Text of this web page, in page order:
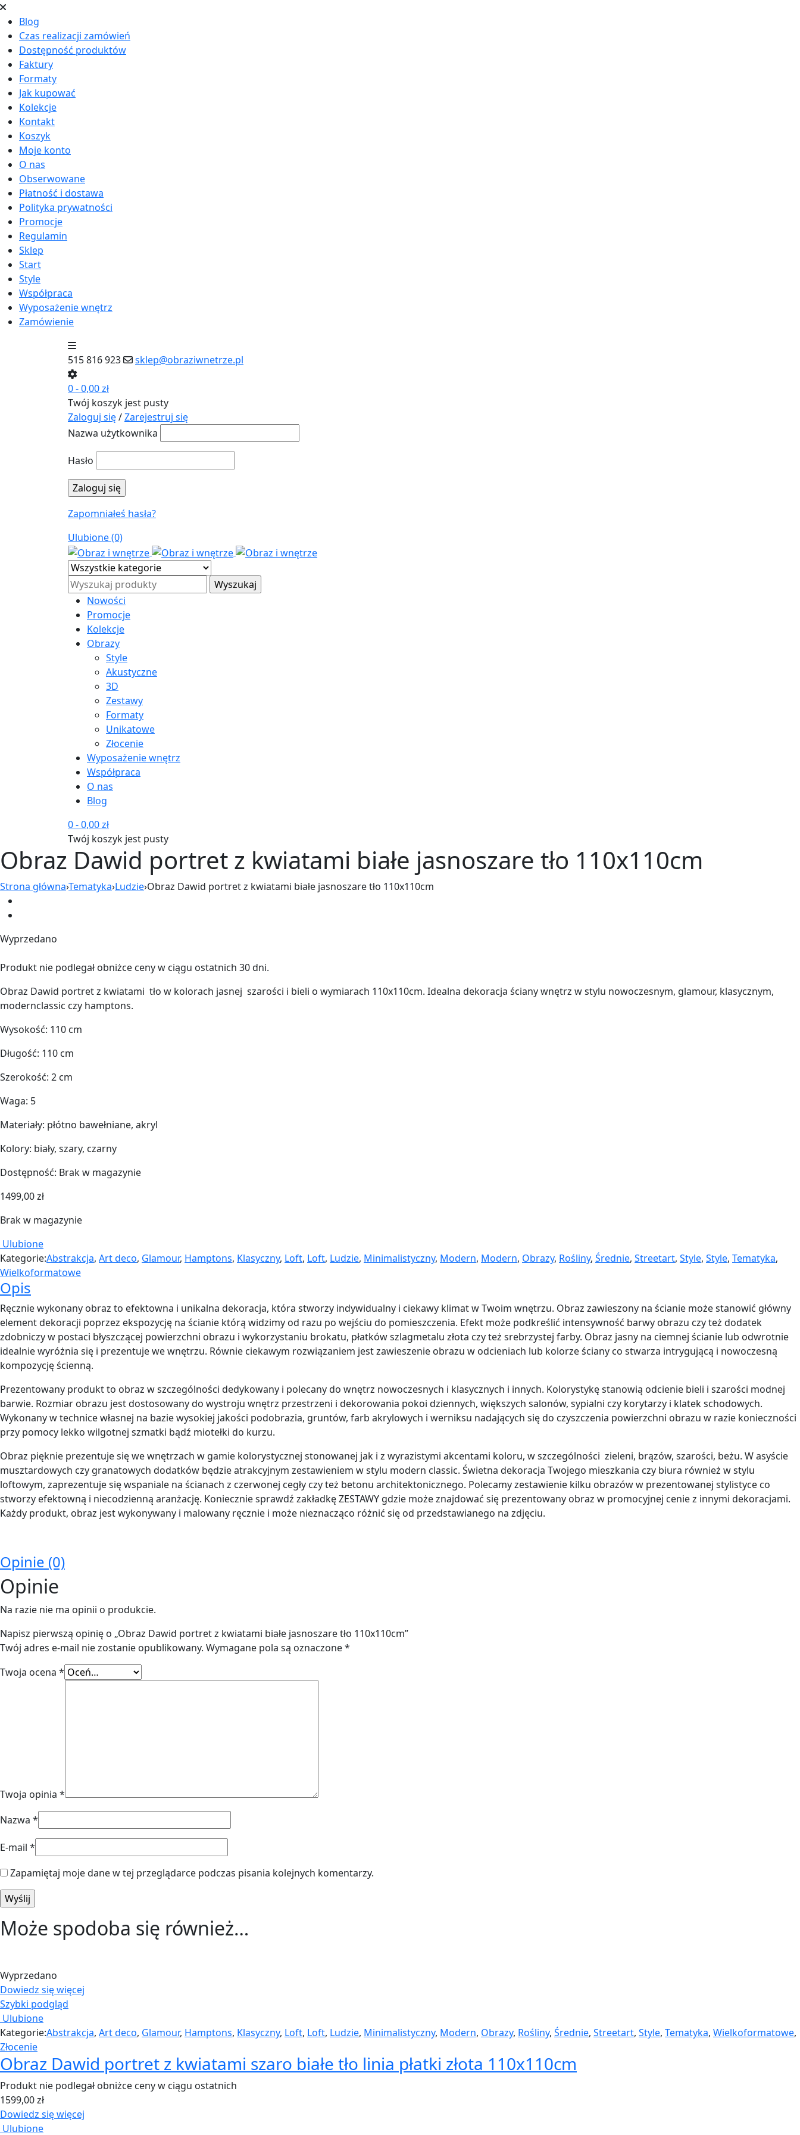
Blog
Czas realizacji zamówień
Dostępność produktów
Faktury
Formaty
Jak kupować
Kolekcje
Kontakt
Koszyk
Moje konto
O nas
Obserwowane
Płatność i dostawa
Polityka prywatności
Promocje
Regulamin
Sklep
Start
Style
Współpraca
Wyposażenie wnętrz
Zamówienie
515 816 923 sklep@obraziwnetrze.pl
0-0,00zł
Twój koszyk jest pusty
Zaloguj się/Zarejestruj się
Nazwa użytkownika
Hasło
Zapomniałeś hasła?
Ulubione (0)
Nowości
Promocje
Kolekcje
Obrazy
Style
Akustyczne
3D
Zestawy
Formaty
Unikatowe
Złocenie
Wyposażenie wnętrz
Współpraca
O nas
Blog
0-0,00zł
Twój koszyk jest pusty
Obraz Dawid portret z kwiatami białe jasnoszare tło 110x110cm
Strona główna›Tematyka›Ludzie›Obraz Dawid portret z kwiatami białe jasnoszare tło 110x110cm
Wyprzedano
Produkt nie podlegał obniżce ceny w ciągu ostatnich 30 dni.
Obraz Dawid portret z kwiatami tło w kolorach jasnej szarości i bieli o wymiarach 110x110cm. Idealna dekoracja ściany wnętrz w stylu nowoczesnym, glamour, klasycznym,
modernclassic czy hamptons.
Wysokość: 110 cm
Długość: 110 cm
Szerokość: 2 cm
Waga: 5
Materiały: płótno bawełniane, akryl
Kolory: biały, szary, czarny
Dostępność: Brak w magazynie
1499,00zł
Brak w magazynie
Ulubione
Kategorie:Abstrakcja, Art deco, Glamour, Hamptons, Klasyczny, Loft, Loft, Ludzie, Minimalistyczny, Modern, Modern, Obrazy, Rośliny, Średnie, Streetart, Style, Style, Tematyka,
Wielkoformatowe
Opis
Ręcznie wykonany obraz to efektowna i unikalna dekoracja, która stworzy indywidualny i ciekawy klimat w Twoim wnętrzu. Obraz zawieszony na ścianie może stanowić główny
element dekoracji poprzez ekspozycję na ścianie którą widzimy od razu po wejściu do pomieszczenia. Efekt może podkreślić intensywność barwy obrazu czy też dodatek
zdobniczy w postaci błyszczącej powierzchni obrazu i wykorzystaniu brokatu, płatków szlagmetalu złota czy też srebrzystej farby. Obraz jasny na ciemnej ścianie lub odwrotnie
idealnie wyróżnia się i prezentuje we wnętrzu. Równie ciekawym rozwiązaniem jest zawieszenie obrazu w odcieniach lub kolorze ściany co stwarza intrygującą i nowoczesną
kompozycję ścienną.
Prezentowany produkt to obraz w szczególności dedykowany i polecany do wnętrz nowoczesnych i klasycznych i innych. Kolorystykę stanowią odcienie bieli i szarości modnej
barwie. Rozmiar obrazu jest dostosowany do wystroju wnętrz przestrzeni i dekorowania pokoi dziennych, większych salonów, sypialni czy korytarzy i klatek schodowych.
Wykonany w technice własnej na bazie wysokiej jakości podobrazia, gruntów, farb akrylowych i werniksu nadających się do czyszczenia powierzchni obrazu w razie konieczności
przy pomocy lekko wilgotnej szmatki bądź miotełki do kurzu.
Obraz pięknie prezentuje się we wnętrzach w gamie kolorystycznej stonowanej jak i z wyrazistymi akcentami koloru, w szczególności zieleni, brązów, szarości, beżu. W asyście
musztardowych czy granatowych dodatków będzie atrakcyjnym zestawieniem w stylu modern classic. Świetna dekoracja Twojego mieszkania czy biura również w stylu
loftowym, zaprezentuje się wspaniale na ścianach z czerwonej cegły czy też betonu architektonicznego. Polecamy zestawienie kilku obrazów w prezentowanej stylistyce co
stworzy efektowną i niecodzienną aranżację. Koniecznie sprawdź zakładkę ZESTAWY gdzie może znajdować się prezentowany obraz w promocyjnej cenie z innymi dekoracjami.
Każdy produkt, obraz jest wykonywany i malowany ręcznie i może nieznacząco różnić się od przedstawianego na zdjęciu.
Opinie (0)
Opinie
Na razie nie ma opinii o produkcie.
Napisz pierwszą opinię o „Obraz Dawid portret z kwiatami białe jasnoszare tło 110x110cm”
Twój adres e-mail nie zostanie opublikowany. Wymagane pola są oznaczone*
Twoja ocena *
Twoja opinia *
Nazwa *
E-mail *
Zapamiętaj moje dane w tej przeglądarce podczas pisania kolejnych komentarzy.
Może spodoba się również…
Wyprzedano
Dowiedz się więcej
Szybki podgląd
Ulubione
Kategorie:Abstrakcja, Art deco, Glamour, Hamptons, Klasyczny, Loft, Loft, Ludzie, Minimalistyczny, Modern, Obrazy, Rośliny, Średnie, Streetart, Style, Tematyka, Wielkoformatowe,
Złocenie
Obraz Dawid portret z kwiatami szaro białe tło linia płatki złota 110x110cm
Produkt nie podlegał obniżce ceny w ciągu ostatnich
1599,00zł
Dowiedz się więcej
Ulubione